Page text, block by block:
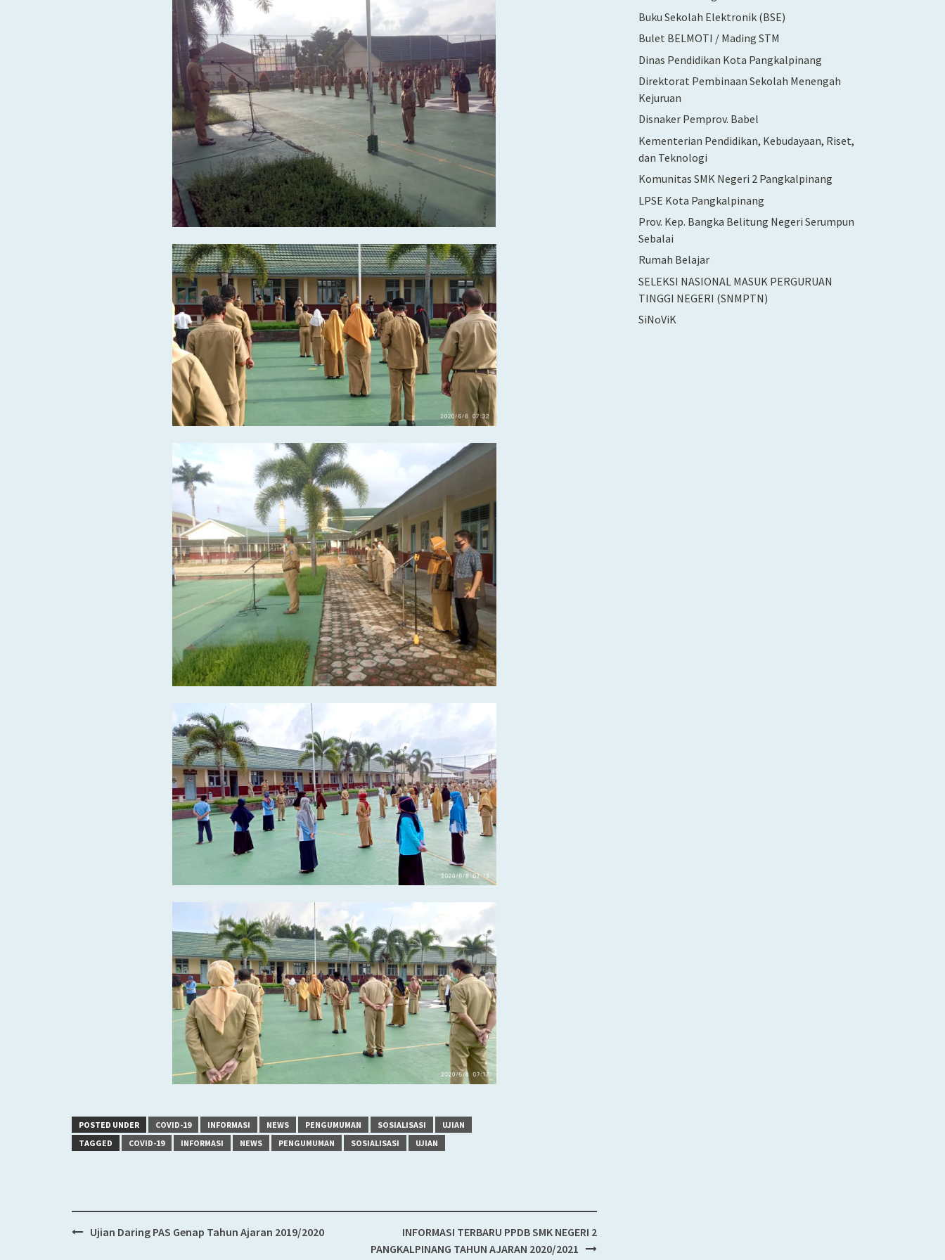
POSTED UNDER COVID-19 INFORMASI NEWS PENGUMUMAN SOSIALISASI
UJIAN
TAGGED
COVID-19 INFORMASI NEWS PENGUMUMAN SOSIALISASI UJIAN
Ujian Daring PAS Genap Tahun Ajaran 2019/2020
INFORMASI TERBARU PPDB SMK NEGERI 2
PANGKALPINANG TAHUN AJARAN 2020/2021
Buku Sekolah Elektronik (BSE)
Bulet BELMOTI / Mading STM
Dinas Pendidikan Kota Pangkalpinang
Direktorat Pembinaan Sekolah Menengah
Kejuruan
Disnaker Pemprov. Babel
Kementerian Pendidikan, Kebudayaan, Riset,
dan Teknologi
Komunitas SMK Negeri 2 Pangkalpinang
LPSE Kota Pangkalpinang
Prov. Kep. Bangka Belitung Negeri Serumpun
Sebalai
Rumah Belajar
SELEKSI NASIONAL MASUK PERGURUAN
TINGGI NEGERI (SNMPTN)
SiNoViK